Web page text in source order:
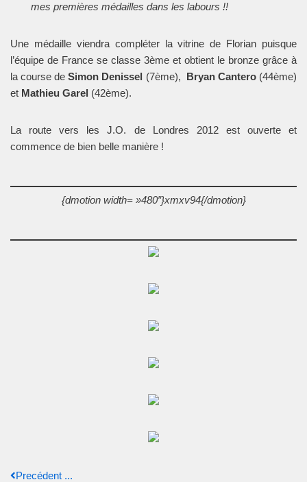
mes premières médailles dans les labours !!
Une médaille viendra compléter la vitrine de Florian puisque
l’équipe de France se classe 3ème et obtient le bronze grâce à
la course deSimon Denissel (7ème), Bryan Cantero(44ème)
et Mathieu Garel (42ème).
La route vers les J.O. de Londres 2012 est ouverte et
commence de bien belle manière !
{dmotion width= »480″}xmxv94{/dmotion}
Precédent ...